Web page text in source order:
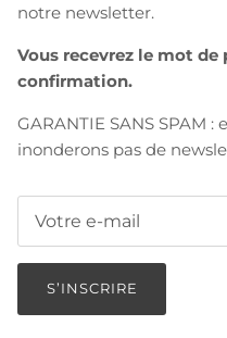
notre newsletter.
Vous recevrez le mot de
confirmation.
GARANTIE SANS SPAM
inonderons pas de
S’INSCRIRE